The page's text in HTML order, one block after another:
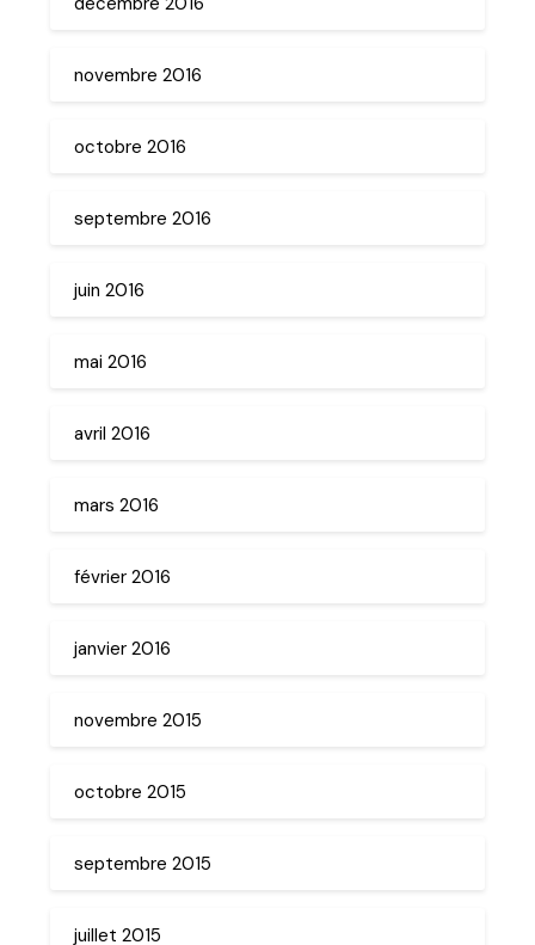
novembre 2016
octobre 2016
septembre 2016
juin 2016
mai 2016
avril 2016
mars 2016
février 2016
janvier 2016
novembre 2015
octobre 2015
septembre 2015
juillet 2015